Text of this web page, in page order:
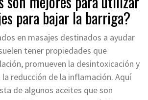
para bajar la barriga?
en masajes destinados a ayudar
tener propiedades que
promueven la desintoxicación y
la reducción de la inflamación. Aquí
de algunos aceites que son